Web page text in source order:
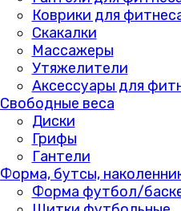
Коврики для
Скакалки
Массажеры
Утяжелители
Аксессуары для
Свободные веса
Диски
Грифы
Гантели
Форма, бутсы,
Форма футбол/